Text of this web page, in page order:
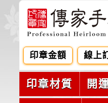
印章金額 線上
印章材質 開